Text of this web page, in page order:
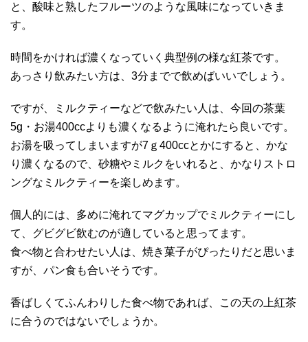
と、酸味と熟したフルーツのような風味になっていきま
す。
時間をかければ濃くなっていく典型例の様な紅茶です。
あっさり飲みたい方は、3分までで飲めばいいでしょう。
ですが、ミルクティーなどで飲みたい人は、今回の茶葉
5g・お湯400ccよりも濃くなるように淹れたら良いです。
お湯を吸ってしまいますが7ｇ400ccとかにすると、かな
り濃くなるので、砂糖やミルクをいれると、かなりストロ
ングなミルクティーを楽しめます。
個人的には、多めに淹れてマグカップでミルクティーにし
て、グビグビ飲むのが適していると思ってます。
食べ物と合わせたい人は、焼き菓子がぴったりだと思いま
すが、パン食も合いそうです。
香ばしくてふんわりした食べ物であれば、この天の上紅茶
に合うのではないでしょうか。